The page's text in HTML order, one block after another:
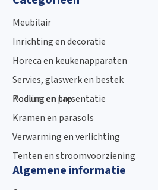
Meubilair
Inrichting en decoratie
Horeca en keukenapparaten
Servies, glaswerk en bestek
Koeling en tap
Podium en presentatie
Kramen en parasols
Verwarming en verlichting
Tenten en stroomvoorziening
Algemene informatie